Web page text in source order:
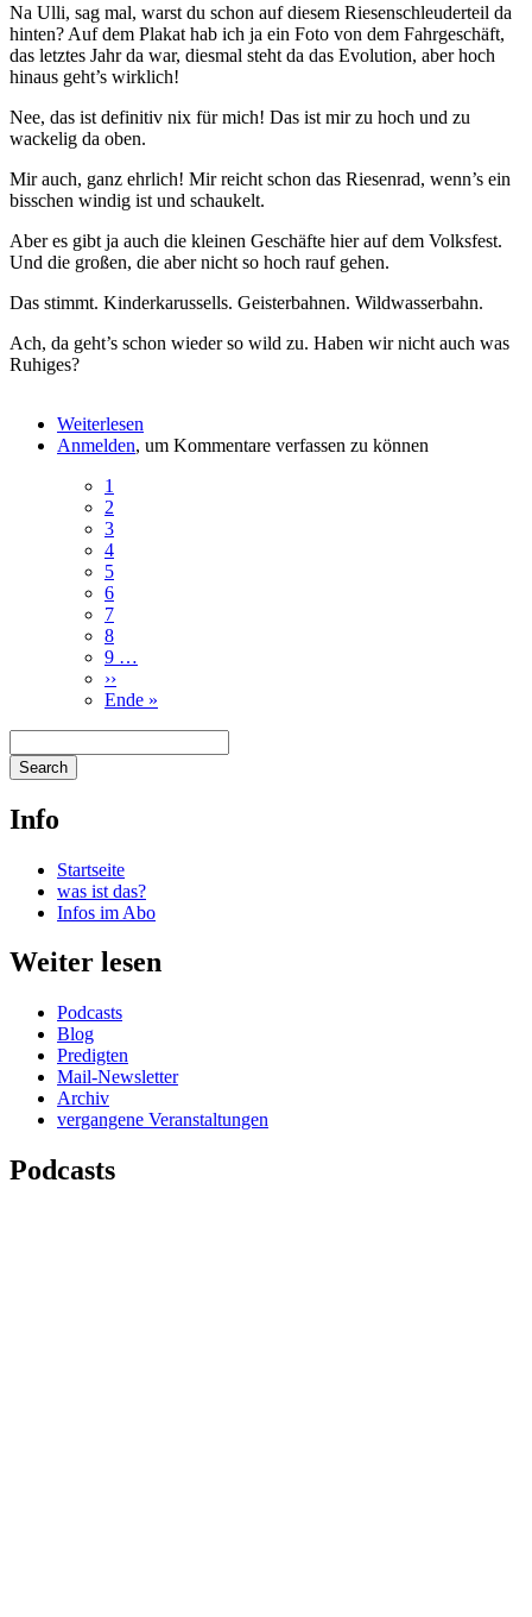
Na Ulli, sag mal, warst du schon auf diesem Riesenschleuderteil da
hinten? Auf dem Plakat hab ich ja ein Foto von dem Fahrgeschäft,
das letztes Jahr da war, diesmal steht da das Evolution, aber hoch
hinaus geht’s wirklich!
Nee, das ist definitiv nix für mich! Das ist mir zu hoch und zu
wackelig da oben.
Mir auch, ganz ehrlich! Mir reicht schon das Riesenrad, wenn’s ein
bisschen windig ist und schaukelt.
Aber es gibt ja auch die kleinen Geschäfte hier auf dem Volksfest.
Und die großen, die aber nicht so hoch rauf gehen.
Das stimmt. Kinderkarussells. Geisterbahnen. Wildwasserbahn.
Ach, da geht’s schon wieder so wild zu. Haben wir nicht auch was
Ruhiges?
Weiterlesen
Ansprache
Anmelden, um Kommentare verfassen zu können
Seitennummerierung
Aktuelle
Seite
1
Page
2
Page
3
Page
4
Page
5
Page
6
Page
7
Page
8
Page
9 …
Nächste
Seite
››
Letzte
Ende »
Search
Info
Startseite
was ist das?
Infos im Abo
Weiter lesen
Podcasts
Blog
Predigten
Mail-Newsletter
Archiv
vergangene Veranstaltungen
Podcasts